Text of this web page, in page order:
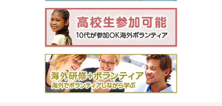
モンゴル
ジョグジャ
ハンガリー